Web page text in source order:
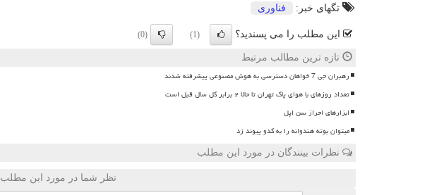
تگهای خبر: فناوری
این مطلب را می پسندید؟ (1)
(0)
تازه ترین مطالب مرتبط
رهبران جی 7 خواهان دسترسی به هوش مصنوعی پیشرفته شدند
تعداد روزهای با هوای پاک تهران تا حالا ۲ برابر کل سال قبل است
ابزارهای احراز سن اپل
میتوان بوته هندوانه را به کدو پیوند زد
نظرات بینندگان در مورد این مطلب
نظر شما در مورد این مطلب